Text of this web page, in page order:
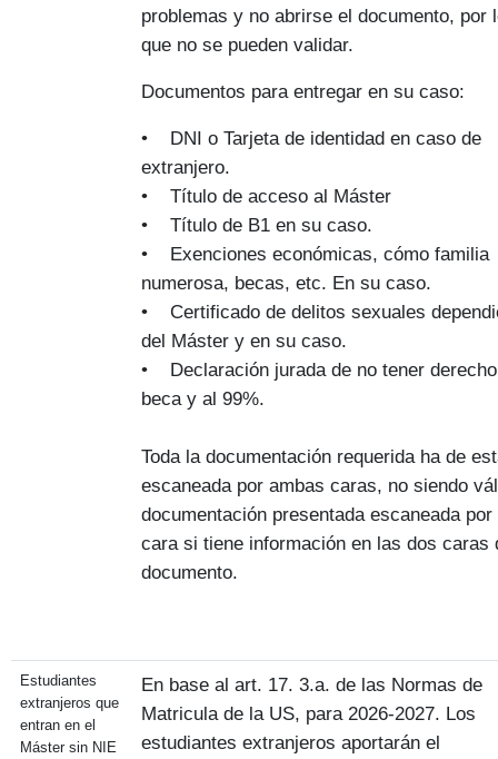
problemas y no abrirse el documento, por
que no se pueden validar.
Documentos para entregar en su caso:
• DNI o Tarjeta de identidad en caso de
extranjero.
• Título de acceso al Máster
• Título de B1 en su caso.
• Exenciones económicas, cómo familia
numerosa, becas, etc. En su caso.
• Certificado de delitos sexuales
del Máster y en su caso.
• Declaración jurada de no tener
beca y al 99%.
Toda la documentación requerida ha de
escaneada por ambas caras, no siendo
documentación presentada escaneada por
cara si tiene información en las dos caras
documento.
Estudiantes
extranjeros que
entran en el
Máster sin NIE
En base al art. 17. 3.a. de las Normas de
Matricula de la US, para 2026-2027. Los
estudiantes extranjeros aportarán el